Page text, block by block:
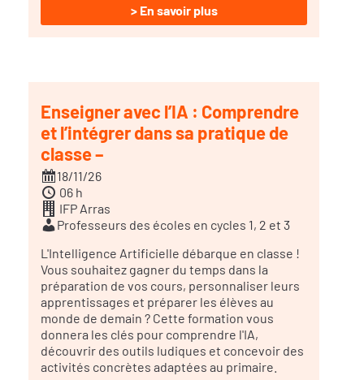
> En savoir plus
Enseigner avec l’IA : Comprendre
et l’intégrer dans sa pratique de
classe –
18/11/26
06 h
IFP Arras
Professeurs des écoles en cycles 1, 2 et 3
L'Intelligence Artificielle débarque en classe !
Vous souhaitez gagner du temps dans la
préparation de vos cours, personnaliser leurs
apprentissages et préparer les élèves au
monde de demain ? Cette formation vous
donnera les clés pour comprendre l'IA,
découvrir des outils ludiques et concevoir des
activités concrètes adaptées au primaire.